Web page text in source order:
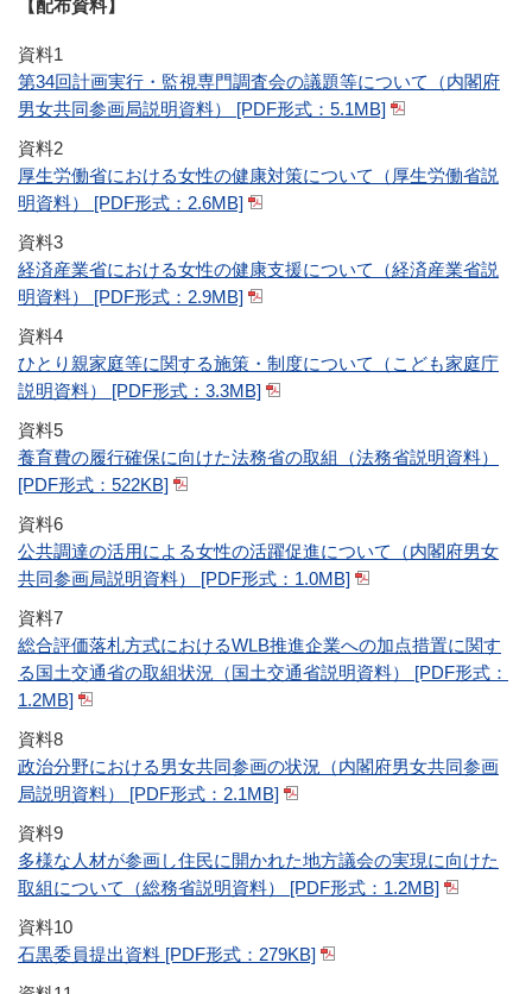
【配布資料】
資料1
第34回計画実行・監視専門調査会の議題等について（内閣府
男女共同参画局説明資料） [PDF形式：5.1MB]
資料2
厚生労働省における女性の健康対策について（厚生労働省説
明資料） [PDF形式：2.6MB]
資料3
経済産業省における女性の健康支援について（経済産業省説
明資料） [PDF形式：2.9MB]
資料4
ひとり親家庭等に関する施策・制度について（こども家庭庁
説明資料） [PDF形式：3.3MB]
資料5
養育費の履行確保に向けた法務省の取組（法務省説明資料）
[PDF形式：522KB]
資料6
公共調達の活用による女性の活躍促進について（内閣府男女
共同参画局説明資料） [PDF形式：1.0MB]
資料7
総合評価落札方式におけるWLB推進企業への加点措置に関す
る国土交通省の取組状況（国土交通省説明資料） [PDF形式：
1.2MB]
資料8
政治分野における男女共同参画の状況（内閣府男女共同参画
局説明資料） [PDF形式：2.1MB]
資料9
多様な人材が参画し住民に開かれた地方議会の実現に向けた
取組について（総務省説明資料） [PDF形式：1.2MB]
資料10
石黒委員提出資料 [PDF形式：279KB]